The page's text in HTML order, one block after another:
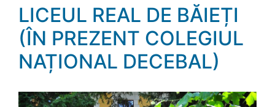
LICEUL REAL DE BĂIEȚI
(ÎN PREZENT COLEGIUL
NAȚIONAL DECEBAL)